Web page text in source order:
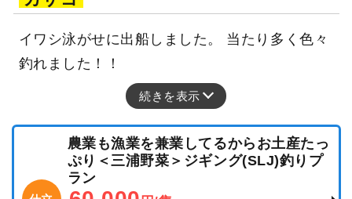
イワシ泳がせに出船しました。 当たり多く色々
釣れました！！
続きを表示
農業も漁業を兼業してるからお土産たっ
ぷり＜三浦野菜＞ジギング(SLJ)釣りプ
ラン